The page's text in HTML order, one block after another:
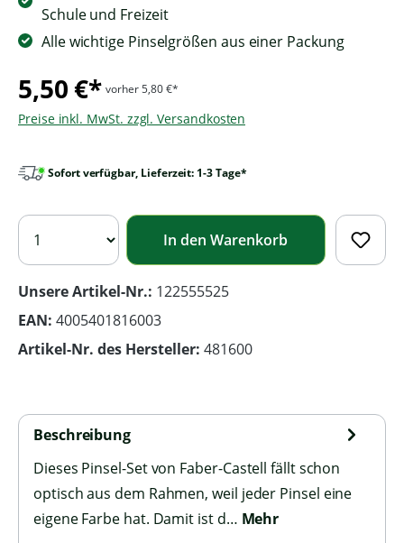
Schule und Freizeit
Alle wichtige Pinselgrößen aus einer Packung
5,50 €* vorher 5,80 €*
Preise inkl. MwSt. zzgl. Versandkosten
Sofort verfügbar, Lieferzeit: 1-3 Tage*
In den Warenkorb
Unsere Artikel-Nr.: 122555525
EAN: 4005401816003
Artikel-Nr. des Hersteller: 481600
Beschreibung
Dieses Pinsel-Set von Faber-Castell fällt schon
optisch aus dem Rahmen, weil jeder Pinsel eine
eigene Farbe hat. Damit ist d… Mehr